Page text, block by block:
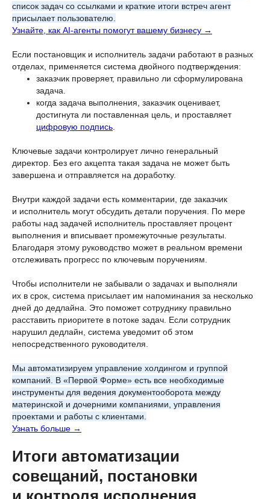
список задач со ссылками и краткие итоги встреч агент
присылает пользователю.
Узнайте, как AI-агенты помогут вашему бизнесу →
Если постановщик и исполнитель задачи работают в разных
отделах, применяется система двойного подтверждения:
заказчик проверяет, правильно ли сформулирована
задача.
когда задача выполнения, заказчик оценивает,
достигнута ли поставленная цель, и проставляет
цифровую подпись
Ключевые задачи контролирует лично генеральный
директор. Без его акцепта такая задача не может быть
завершена и отправляется на доработку.
Внутри каждой задачи есть комментарии, где заказчик
и исполнитель могут обсудить детали поручения. По мере
работы над задачей исполнитель проставляет процент
выполнения и вписывает промежуточные результаты.
Благодаря этому руководство может в реальном времени
отслеживать прогресс по ключевым поручениям.
Чтобы исполнители не забывали о задачах и выполняли
их в срок, система присылает им напоминания за несколько
дней до дедлайна. Это поможет сотруднику правильно
расставить приоритете в потоке задач. Если сотрудник
нарушил дедлайн, система уведомит об этом
непосредственного руководителя.
Мы автоматизируем управление холдингом и группой
компаний. В «Первой Форме» есть все необходимые
инструменты для ведения документооборота между
материнской и дочерними компаниями, управления
проектами и работы с клиентами.
Узнать больше →
Итоги автоматизации
совещаний, постановки